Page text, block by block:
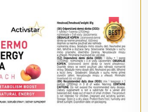
Doda ci energii na cały dzień.
Doda ci energii na cały dzień.
Jest to dziko rosnące